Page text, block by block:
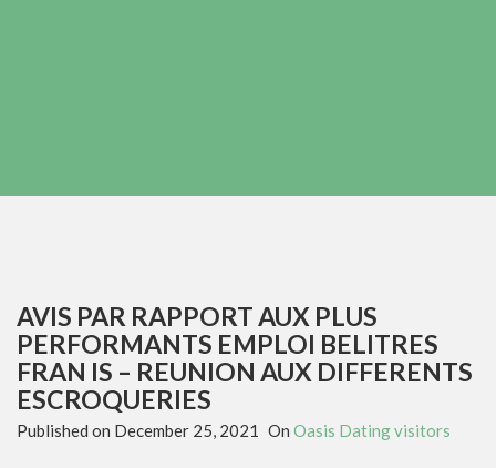
AVIS PAR RAPPORT AUX PLUS
PERFORMANTS EMPLOI BELITRES
FRAN IS – REUNION AUX DIFFERENTS
ESCROQUERIES
Published on December 25, 2021 On Oasis Dating visitors